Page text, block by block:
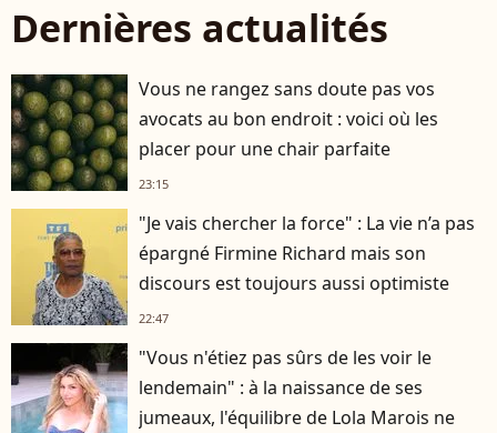
Dernières actualités
Vous ne rangez sans doute pas vos
avocats au bon endroit : voici où les
placer pour une chair parfaite
23:15
"Je vais chercher la force" : La vie n’a pas
épargné Firmine Richard mais son
discours est toujours aussi optimiste
22:47
"Vous n'étiez pas sûrs de les voir le
lendemain" : à la naissance de ses
jumeaux, l'équilibre de Lola Marois ne